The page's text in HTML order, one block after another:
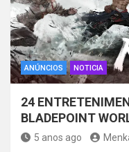
ANÚNCIOS NOTICIA
24
BLADEPOINT
5 anos ago